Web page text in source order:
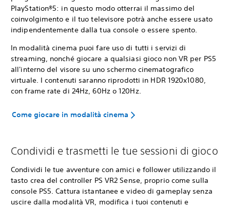
PlayStation®5: in questo modo otterrai il massimo del
coinvolgimento e il tuo televisore potrà anche essere usato
indipendentemente dalla tua console o essere spento.
In modalità cinema puoi fare uso di tutti i servizi di
streaming, nonché giocare a qualsiasi gioco non VR per PS5
all'interno del visore su uno schermo cinematografico
virtuale. I contenuti saranno riprodotti in HDR 1920x1080,
con frame rate di 24Hz, 60Hz o 120Hz.
Come giocare in modalità cinema
Condividi e trasmetti le tue sessioni di gioco
Condividi le tue avventure con amici e follower utilizzando il
tasto crea del controller PS VR2 Sense, proprio come sulla
console PS5. Cattura istantanee e video di gameplay senza
uscire dalla modalità VR, modifica i tuoi contenuti e